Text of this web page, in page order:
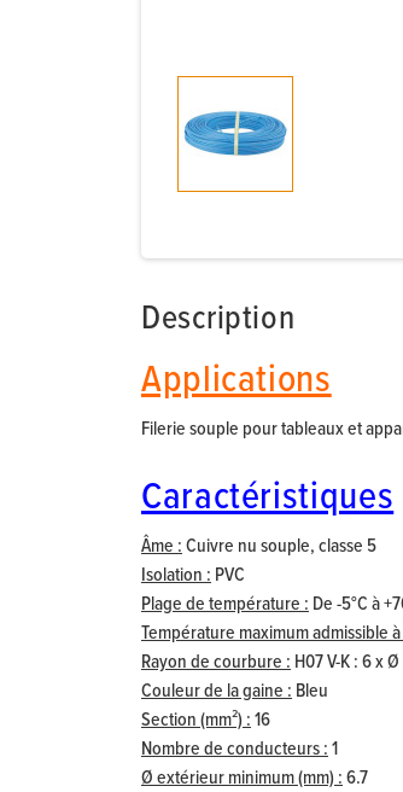
Description
Applications
Filerie souple pour tableaux et
Caractéristiques
Âme :Cuivre nu souple, classe 5
Isolation : PVC
Plage de température : De -5°C à
Température maximum admissible
Rayon de courbure : H07 V-K :6 x Ø
Couleur de la gaine : Bleu
Section (mm²) :16
Nombre de conducteurs :1
Ø extérieur minimum (mm) :6.7